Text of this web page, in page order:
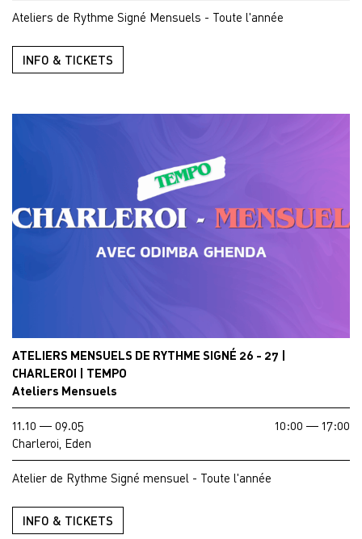
Ateliers de Rythme Signé Mensuels - Toute l'année
INFO & TICKETS
ATELIERS MENSUELS DE RYTHME SIGNÉ 26 - 27 |
CHARLEROI | TEMPO
Ateliers Mensuels
11.10 — 09.05
10:00 — 17:00
Charleroi, Eden
Atelier de Rythme Signé mensuel - Toute l'année
INFO & TICKETS